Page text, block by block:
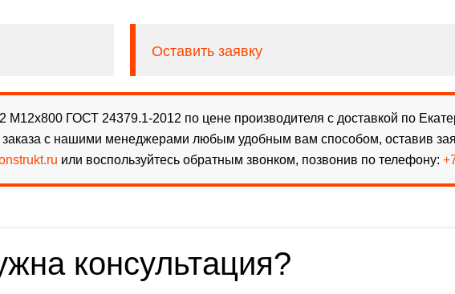
Оставить заявку
ГОСТ 24379.1-2012 по цене производителя с доставкой по
с нашими менеджерами любым удобным вам способом, оставив
или воспользуйтесь обратным звонком, позвонив по телефону:
консультация?